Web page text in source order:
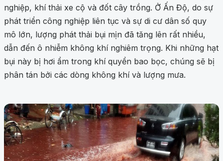
nghiệp, khí thải xe cộ và đốt cây trồng. Ở Ấn Độ, do sự
phát triển công nghiệp liên tục và sự di cư dân số quy
mô lớn, lượng phát thải bụi mịn đã tăng lên rất nhiều,
dẫn đến ô nhiễm không khí nghiêm trọng. Khi những hạt
bụi này bị hơi ẩm trong khí quyển bao bọc, chúng sẽ bị
phân tán bởi các dòng không khí và lượng mưa.